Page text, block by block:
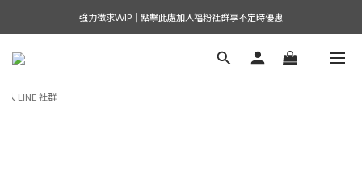
強力徵求VVIP｜點擊此處加入福粉社群享不定時優惠